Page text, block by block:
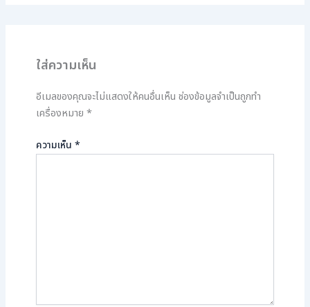
ใส่ความเห็น
อีเมลของคุณจะไม่แสดงให้คนอื่นเห็น ช่องข้อมูลจำเป็นถูกทำ
เครื่องหมาย *
ความเห็น *